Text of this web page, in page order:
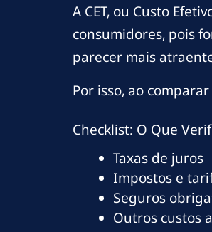
A CET, ou Custo
consumidores, pois
parecer mais
Por isso, ao
Checklist: O Que
Taxas de juros
Impostos e
Seguros
Outros custos